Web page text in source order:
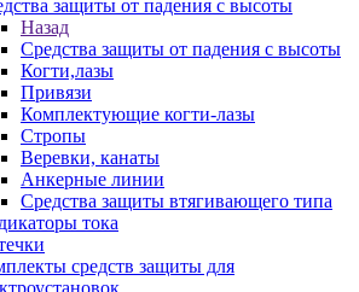
защиты от падения с высоты
Назад
Средства защиты от падения с высоты
Когти,лазы
Привязи
Комплектующие когти-лазы
Стропы
Веревки, канаты
Анкерные линии
Средства защиты втягивающего типа
тока
средств защиты для